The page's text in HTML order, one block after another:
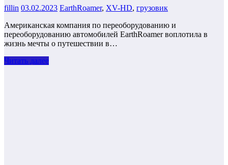
fillin 03.02.2023 EarthRoamer, XV-HD, грузовик
Американская компания по переоборудованию и
переоборудованию автомобилей EarthRoamer воплотила в
жизнь мечты о путешествии в…
Читать далее